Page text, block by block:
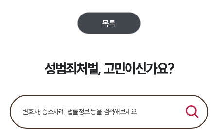
목록
성범죄처벌, 고민이신가요?